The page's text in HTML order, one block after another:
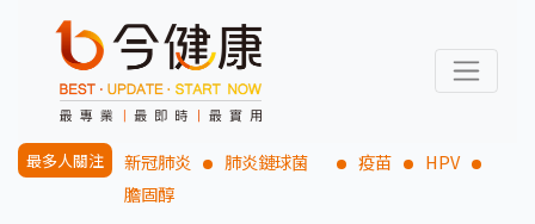
最多人關注 新冠肺炎 肺炎鏈球菌 疫苗
HPV
膽固醇